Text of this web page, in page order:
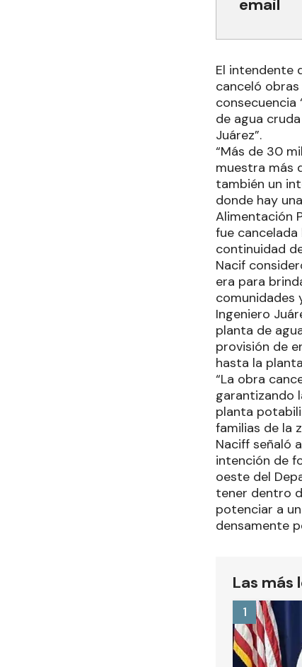
email
El intendente
canceló
de agua
Juárez”.
“Más de 30
muestra más
también un
donde hay
Alimentación
fue
continuidad
Nacif
era para
comunidades
Ingeniero
planta de
provisión de
hasta la
“La obra
garantizando
planta
familias de la
Naciff señaló
intención de
oeste del
tener dentro
potenciar a
densamente
Las más
1